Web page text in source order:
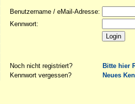
Benutzername / eMail-Adresse:
Kennwort:
Noch nicht registriert?
Bitte hier
Kennwort vergessen?
Neues